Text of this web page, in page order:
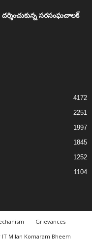
సరసంఘచాలక్
4172
2251
1997
1845
1252
1104
Grievances
Milan Komaram Bheem